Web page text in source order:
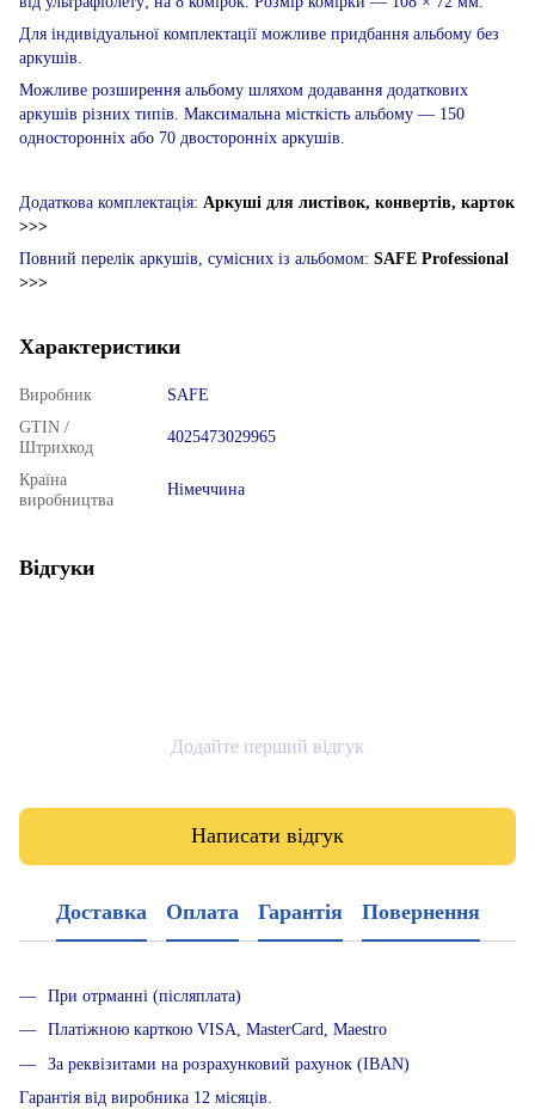
Для індивідуальної комплектації можливе придбання альбому без
аркушів.
Можливе розширення альбому шляхом додавання додаткових
аркушів різних типів. Максимальна місткість альбому — 150
односторонніх або 70 двосторонніх аркушів.
Додаткова комплектація: Аркуші для листівок, конвертів, карток
>>>
Повний перелік аркушів, сумісних із альбомом: SAFE Professional
>>>
Характеристики
Виробник
SAFE
GTIN /
Штрихкод
4025473029965
Країна
виробництва
Німеччина
Відгуки
Додайте перший відгук
Написати відгук
Доставка Оплата Гарантія Повернення
При отрманні (післяплата)
Платіжною карткою VISA, MasterCard, Maestro
За реквізитами на розрахунковий рахунок (IBAN)
Гарантія від виробника 12 місяців.